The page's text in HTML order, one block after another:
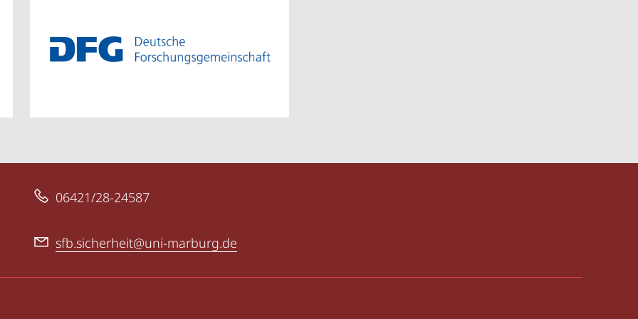
06421/28-24587
sfb.sicherheit@uni-marburg.de